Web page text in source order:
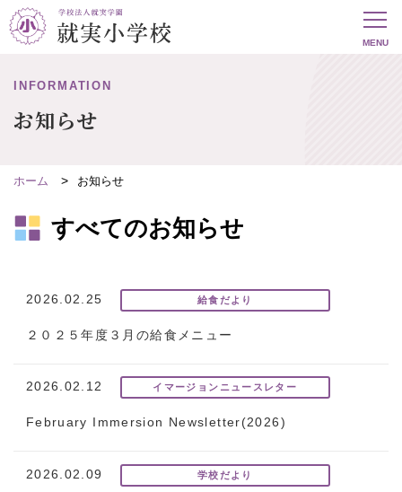
INFORMATION
お知らせ
ホーム お知らせ
すべてのお知らせ
2026.02.25 給食だより
２０２５年度３月の給食メニュー
2026.02.12 イマージョンニュースレター
February Immersion Newsletter(2026)
2026.02.09 学校だより